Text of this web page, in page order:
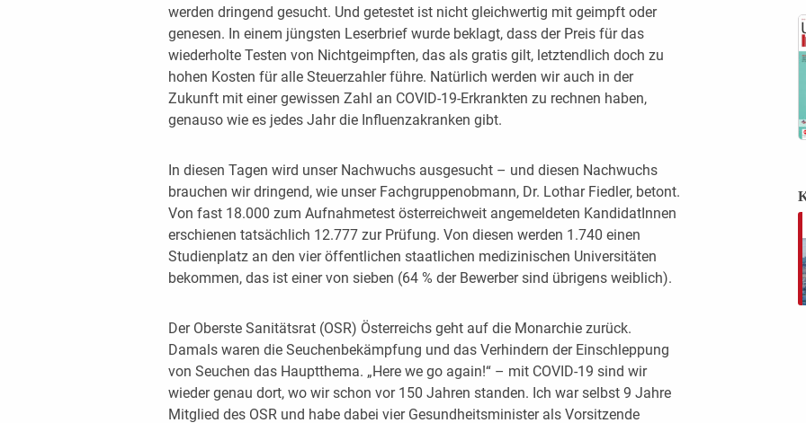
werden dringend gesucht. Und getestet ist nicht gleichwertig mit geimpft oder
genesen. In einem jüngsten Leserbrief wurde beklagt, dass der Preis für das
wiederholte Testen von Nichtgeimpften, das als gratis gilt, letztendlich doch zu
hohen Kosten für alle Steuerzahler führe. Natürlich werden wir auch in der
Zukunft mit einer gewissen Zahl an COVID-19-Erkrankten zu rechnen haben,
genauso wie es jedes Jahr die Influenzakranken gibt.
In diesen Tagen wird unser Nachwuchs ausgesucht – und diesen Nachwuchs
brauchen wir dringend, wie unser Fachgruppenobmann, Dr. Lothar Fiedler, betont.
Von fast 18.000 zum Aufnahmetest österreichweit angemeldeten KandidatInnen
erschienen tatsächlich 12.777 zur Prüfung. Von diesen werden 1.740 einen
Studienplatz an den vier öffentlichen staatlichen medizinischen Universitäten
bekommen, das ist einer von sieben (64 % der Bewerber sind übrigens weiblich).
Der Oberste Sanitätsrat (OSR) Österreichs geht auf die Monarchie zurück.
Damals waren die Seuchenbekämpfung und das Verhindern der Einschleppung
von Seuchen das Hauptthema. „Here we go again!“ – mit COVID-19 sind wir
wieder genau dort, wo wir schon vor 150 Jahren standen. Ich war selbst 9 Jahre
Mitglied des OSR und habe dabei vier Gesundheitsminister als Vorsitzende